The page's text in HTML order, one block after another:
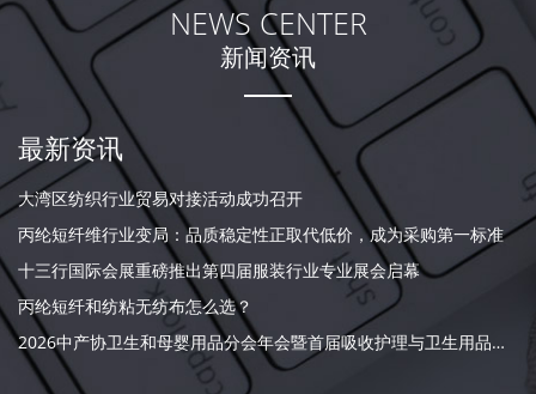
NEWS CENTER
新闻资讯
最新资讯
大湾区纺织行业贸易对接活动成功召开
丙纶短纤维行业变局：品质稳定性正取代低价，成为采购第一标准
十三行国际会展重磅推出第四届服装行业专业展会启幕
丙纶短纤和纺粘无纺布怎么选？
2026中产协卫生和母婴用品分会年会暨首届吸收护理与卫生用品大会召开